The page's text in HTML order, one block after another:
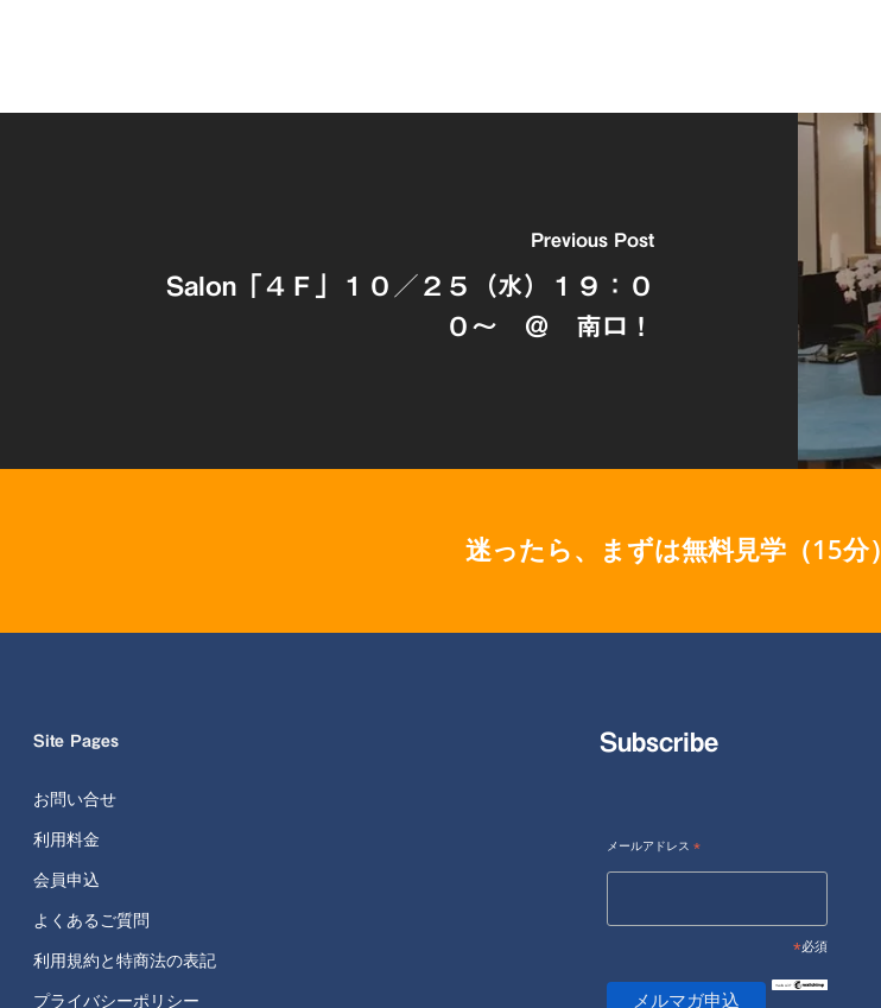
Previous Post
Salon「４Ｆ」１０／２５（水）１９：０
０～ ＠ 南口！
迷ったら、まずは無料見学（15分）
Site Pages
お問い合せ
利用料金
会員申込
よくあるご質問
利用規約と特商法の表記
プライバシーポリシー
Subscribe
メールアドレス *
*必須